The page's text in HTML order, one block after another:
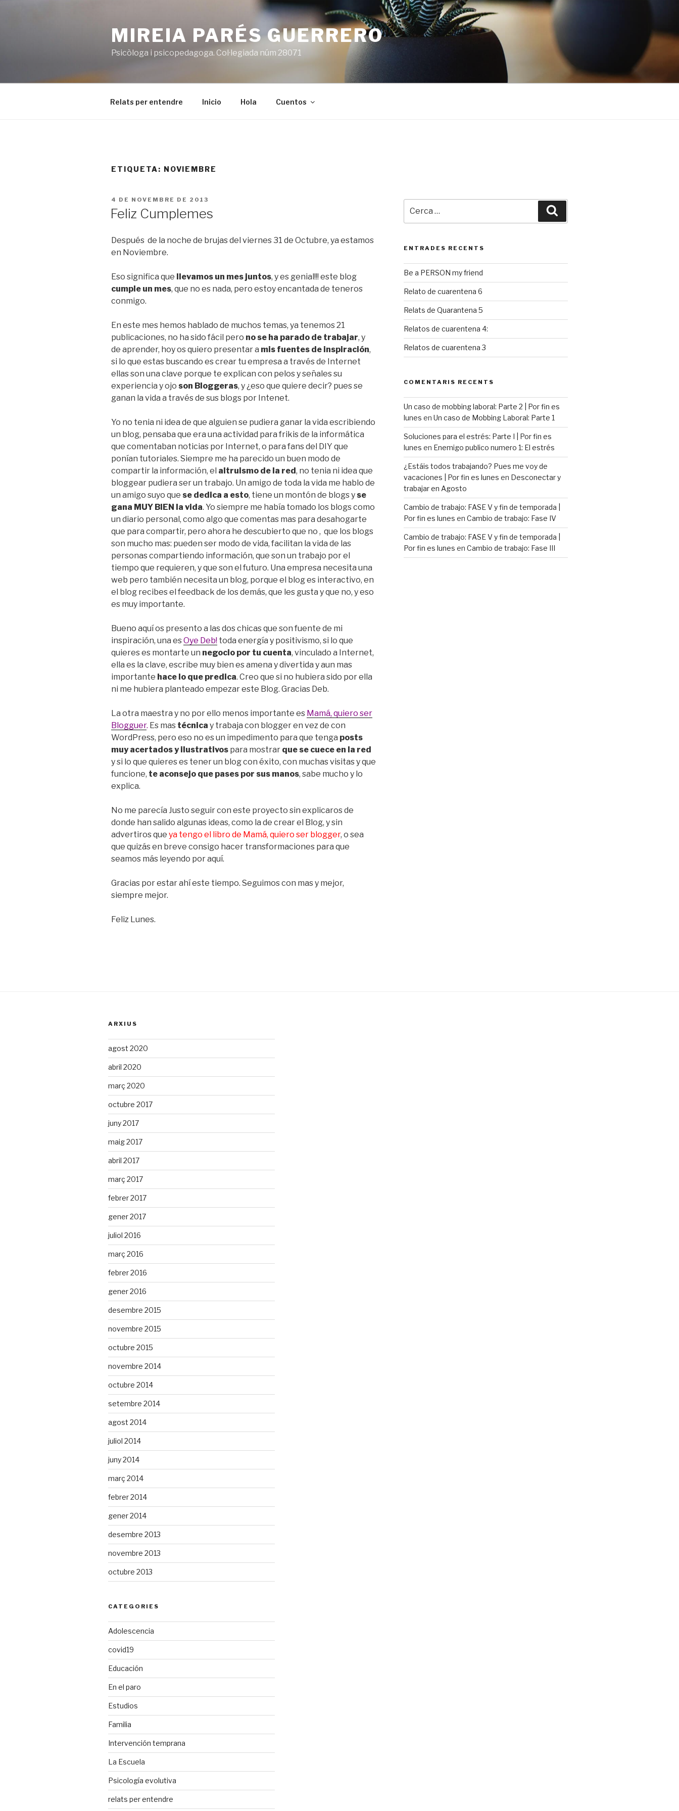
MIREIA PARÉS GUERRERO
Psicòloga i psicopedagoga. Col·legiada núm 28071
Relats per entendre Inicio Hola Cuentos
ETIQUETA: NOVIEMBRE
PUBLICAT
A
4 DE NOVEMBRE DE 2013
Feliz Cumplemes
Después de la noche de brujas del viernes 31 de Octubre, ya estamos
en Noviembre.
Eso significa que llevamos un mes juntos, y es genial!!! este blog
cumple un mes, que no es nada, pero estoy encantada de teneros
conmigo.
En este mes hemos hablado de muchos temas, ya tenemos 21
publicaciones, no ha sido fácil pero no se ha parado de trabajar, y
de aprender, hoy os quiero presentar a mis fuentes de inspiración,
si lo que estas buscando es crear tu empresa a través de Internet
ellas son una clave porque te explican con pelos y señales su
experiencia y ojo son Bloggeras, y ¿eso que quiere decir? pues se
ganan la vida a través de sus blogs por Intenet.
Yo no tenia ni idea de que alguien se pudiera ganar la vida escribiendo
un blog, pensaba que era una actividad para frikis de la informática
que comentaban noticias por Internet, o para fans del DIY que
ponían tutoriales. Siempre me ha parecido un buen modo de
compartir la información, el altruismo de la red, no tenia ni idea que
bloggear pudiera ser un trabajo. Un amigo de toda la vida me hablo de
un amigo suyo que se dedica a esto, tiene un montón de blogs yse
gana MUY BIEN la vida. Yo siempre me había tomado los blogs como
un diario personal, como algo que comentas mas para desahogarte
que para compartir, pero ahora he descubierto que no , que los blogs
son mucho mas: pueden ser modo de vida, facilitan la vida de las
personas compartiendo información, que son un trabajo por el
tiempo que requieren, y que son el futuro. Una empresa necesita una
web pero también necesita un blog, porque el blog es interactivo, en
el blog recibes el feedback de los demás, que les gusta y que no, y eso
es muy importante.
Bueno aquí os presento a las dos chicas que son fuente de mi
inspiración, una esOye Deb! toda energía y positivismo, si lo que
quieres es montarte un negocio por tu cuenta, vinculado a Internet,
ella es la clave, escribe muy bien es amena y divertida y aun mas
importante hace lo que predica. Creo que si no hubiera sido por ella
ni me hubiera planteado empezar este Blog. Gracias Deb.
La otra maestra y no por ello menos importante es Mamá, quiero ser
Blogguer. Es mas técnica y trabaja con blogger en vez de con
WordPress, pero eso no es un impedimento para que tenga posts
muy acertados y ilustrativos para mostrar que se cuece en la red
y si lo que quieres es tener un blog con éxito, con muchas visitas y que
funcione, te aconsejo que pases por sus manos, sabe mucho y lo
explica.
No me parecía Justo seguir con este proyecto sin explicaros de
donde han salido algunas ideas, como la de crear el Blog, y sin
advertiros que ya tengo el libro de Mamá, quiero ser blogger, o sea
que quizás en breve consigo hacer transformaciones para que
seamos más leyendo por aquí.
Gracias por estar ahí este tiempo. Seguimos con mas y mejor,
siempre mejor.
Feliz Lunes.
ENTRADES RECENTS
Be a PERSON my friend
Relato de cuarentena 6
Relats de Quarantena 5
Relatos de cuarentena 4:
Relatos de cuarentena 3
COMENTARIS RECENTS
Un caso de mobbing laboral: Parte 2 | Por fin es
lunes en Un caso de Mobbing Laboral: Parte 1
Soluciones para el estrés: Parte I | Por fin es
lunes en Enemigo publico numero 1: El estrés
¿Estáis todos trabajando? Pues me voy de
vacaciones | Por fin es lunes en Desconectar y
trabajar en Agosto
Cambio de trabajo: FASE V y fin de temporada |
Por fin es lunes en Cambio de trabajo: Fase IV
Cambio de trabajo: FASE V y fin de temporada |
Por fin es lunes en Cambio de trabajo: Fase III
ARXIUS
agost 2020
abril 2020
març 2020
octubre 2017
juny 2017
maig 2017
abril 2017
març 2017
febrer 2017
gener 2017
juliol 2016
març 2016
febrer 2016
gener 2016
desembre 2015
novembre 2015
octubre 2015
novembre 2014
octubre 2014
setembre 2014
agost 2014
juliol 2014
juny 2014
març 2014
febrer 2014
gener 2014
desembre 2013
novembre 2013
octubre 2013
CATEGORIES
Adolescencia
covid19
Educación
En el paro
Estudios
Familia
Intervención temprana
La Escuela
Psicología evolutiva
relats per entendre